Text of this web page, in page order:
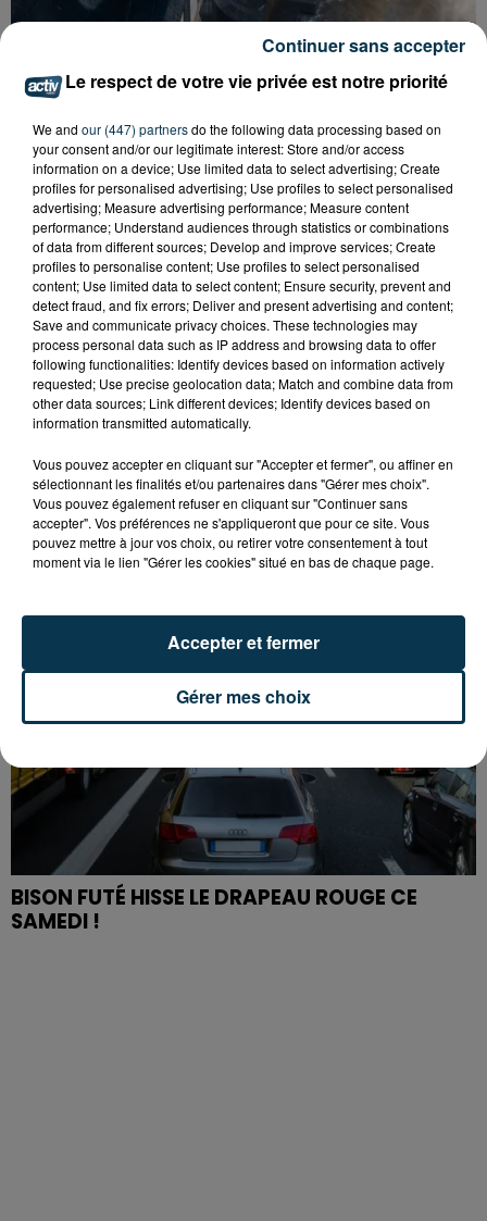
CYANOBACTÉRIES : LE PRÉFÊT PREND UN
ARRÊTÉ POUR LES ACTIVITÉS DE...
L’ASSE RÉDUIT FACE À SOCHAUX, UNE
PREMIÈRE VICTOIRE POUR NOS VERTS ?
BISON FUTÉ HISSE LE DRAPEAU ROUGE CE
SAMEDI !
Le respect de votre vie privée est notre priorité
We and our (447) partnersdo the following data processing based on
your consent and/or our legitimate interest: Store and/or access
information on a device; Use limited data to select advertising; Create
profiles for personalised advertising; Use profiles to select personalised
advertising; Measure advertising performance; Measure content
performance; Understand audiences through statistics or combinations
of data from different sources; Develop and improve services; Create
profiles to personalise content; Use profiles to select personalised
content; Use limited data to select content; Ensure security, prevent and
detect fraud, and fix errors; Deliver and present advertising and content;
Save and communicate privacy choices. These technologies may
process personal data such as IP address and browsing data to offer
following functionalities: Identify devices based on information actively
requested; Use precise geolocation data; Match and combine data from
other data sources; Link different devices; Identify devices based on
information transmitted automatically.
Vous pouvez accepter en cliquant sur "Accepter et fermer", ou affiner en
sélectionnant les finalités et/ou partenaires dans "Gérer mes choix".
Vous pouvez également refuser en cliquant sur "Continuer sans
accepter". Vos préférences ne s'appliqueront que pour ce site. Vous
pouvez mettre à jour vos choix, ou retirer votre consentement à tout
moment via le lien "Gérer les cookies" situé en bas de chaque page.
Gérer mes choix
Accepter et fermer
Continuer sans accepter